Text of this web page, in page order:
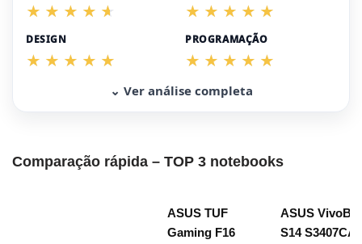
DESIGN PROGRAMAÇÃO
⌄ Ver análise completa
Comparação rápida – TOP 3 notebooks
ASUS TUF
Gaming F16
ASUS
S14 S3407CA-